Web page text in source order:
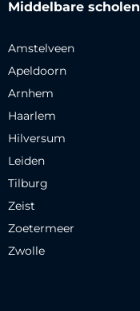
Middelbare scholen
Amstelveen
Apeldoorn
Arnhem
Haarlem
Hilversum
Leiden
Tilburg
Zeist
Zoetermeer
Zwolle